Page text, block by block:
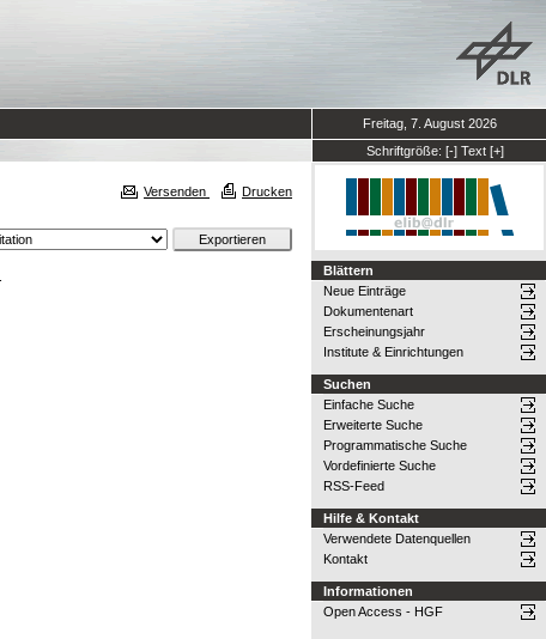
Freitag, 7. August 2026
Schriftgröße: [-] Text [+]
Versenden Drucken
Blättern
Neue Einträge
Dokumentenart
Erscheinungsjahr
Institute & Einrichtungen
Suchen
Einfache Suche
Erweiterte Suche
Programmatische Suche
Vordefinierte Suche
RSS-Feed
Hilfe & Kontakt
Verwendete Datenquellen
Kontakt
Informationen
Open Access - HGF